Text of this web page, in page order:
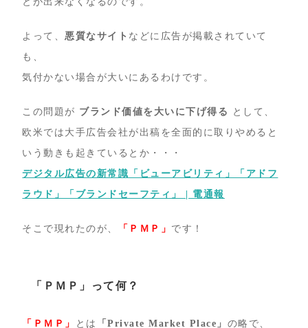
よって、悪質なサイト などに広告が掲載されていて
も、
気付かない場合が大いにあるわけです。
この問題が ブランド価値を大いに下げ得る
として、
欧米では大手広告会社が出稿を全面的に取りやめると
いう動きも起きているとか・・・
デジタル広告の新常識「ビューアビリティ」「アドフ
ラウド」「ブランドセーフティ」 | 電通報
そこで現れたのが、 「ＰＭＰ」 です！
「ＰＭＰ」って何？
「ＰＭＰ」 とは 「Private Market Place」 の略で、